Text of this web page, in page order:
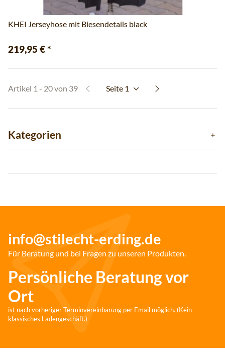
KHEI Jerseyhose mit Biesendetails black
219,95 €*
Artikel 1 - 20 von 39 Seite 1
Kategorien
info@stilecht-erding.de
Für Beratung und bei Fragen zu unseren Produkten.
Persönliche Beratung vor
Ort
ist nach vorheriger Terminvereinbarung per Email möglich. (Kein
klassisches Ladengeschäft.)